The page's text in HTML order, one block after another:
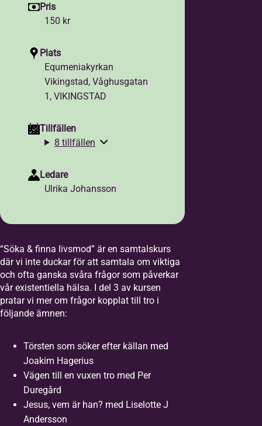
Pris
150 kr
Plats
Equmeniakyrkan
Vikingstad, Våghusgatan
1, VIKINGSTAD
Tillfällen
8 tillfällen
Ledare
Ulrika Johansson
“Söka & finna livsmod” är en samtalskurs
där vi inte duckar för att samtala om viktiga
och ofta ganska svåra frågor som påverkar
vår existentiella hälsa. I del 3 av kursen
pratar vi mer om frågor kopplat till tro i
följande ämnen:
Törsten som söker efter källan med
Joakim Hagerius
Vägen till en vuxen tro med Per
Duregård
Jesus, vem är han? med Liselotte J
Andersson